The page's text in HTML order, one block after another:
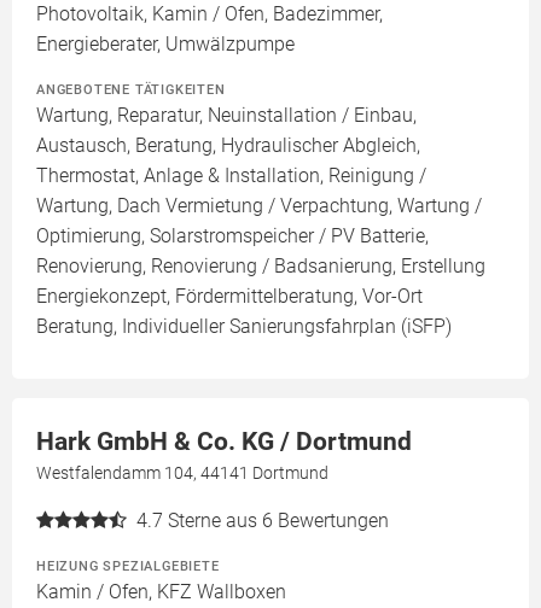
Photovoltaik, Kamin / Ofen, Badezimmer,
Energieberater, Umwälzpumpe
ANGEBOTENE TÄTIGKEITEN
Wartung, Reparatur, Neuinstallation / Einbau,
Austausch, Beratung, Hydraulischer Abgleich,
Thermostat, Anlage & Installation, Reinigung /
Wartung, Dach Vermietung / Verpachtung, Wartung /
Optimierung, Solarstromspeicher / PV Batterie,
Renovierung, Renovierung / Badsanierung, Erstellung
Energiekonzept, Fördermittelberatung, Vor-Ort
Beratung, Individueller Sanierungsfahrplan (iSFP)
Hark GmbH & Co. KG / Dortmund
Westfalendamm 104, 44141 Dortmund
4.7 Sterne aus 6 Bewertungen
HEIZUNG SPEZIALGEBIETE
Kamin / Ofen, KFZ Wallboxen